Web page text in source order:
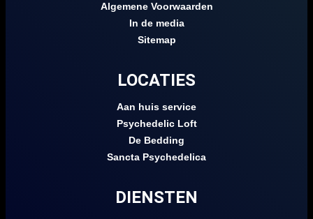
Algemene Voorwaarden
In de media
Sitemap
LOCATIES
Aan huis service
Psychedelic Loft
De Bedding
Sancta Psychedelica
DIENSTEN